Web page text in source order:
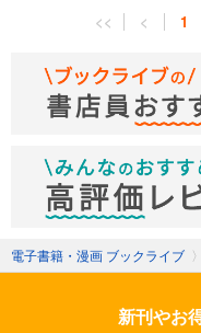
<< < 1
電子書籍・漫画 ブックライブ 〉
新刊やお